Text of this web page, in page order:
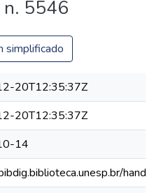
n. 5546
simplificado
20T12:35:37Z
20T12:35:37Z
14